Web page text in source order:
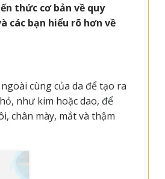
thức cơ bản về quy
các bạn hiểu rõ hơn về
cùng của da để tạo ra
như kim hoặc dao, để
chân mày, mắt và thậm